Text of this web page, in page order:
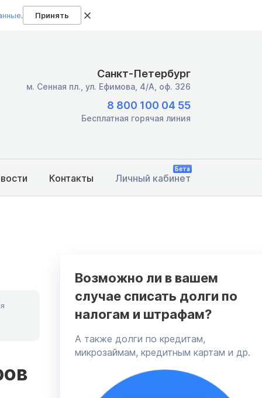
. Принять
Санкт-Петербург
м. Сенная пл., ул. Ефимова, 4/А, оф. 326
8 800 100 04 55
Бесплатная горячая линия
Контакты Личный кабинет
Бета
Возможно ли в вашем
случае списать долги по
налогам и штрафам?
А также долги по кредитам,
микрозаймам, кредитным картам и др.